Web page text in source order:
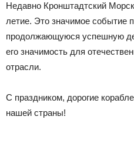
Недавно Кронштадтский
летие. Это значимое событие
продолжающуюся успешную
его значимость для
отрасли.
С праздником, дорогие
нашей страны!